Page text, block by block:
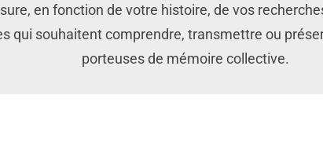
en fonction de votre histoire, de vos
qui souhaitent comprendre, transmettre ou
porteuses de mémoire collective.